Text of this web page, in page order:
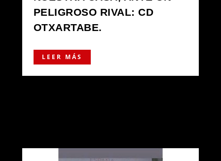
PELIGROSO RIVAL: CD
OTXARTABE.
LEER MÁS